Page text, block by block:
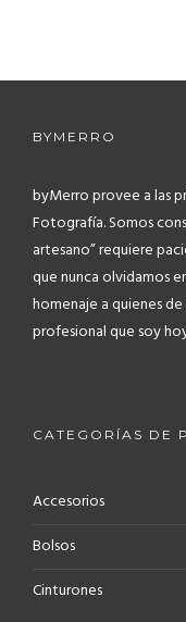
BYMERRO
byMerro provee a las
Fotografía.Somos
artesano” requiere
que nunca olvidamos
homenaje a quienes
profesional que soy
CATEGORÍAS DE
Accesorios
Bolsos
Cinturones